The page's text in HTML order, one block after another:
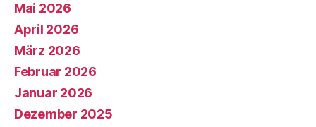
Mai 2026
April 2026
März 2026
Februar 2026
Januar 2026
Dezember 2025